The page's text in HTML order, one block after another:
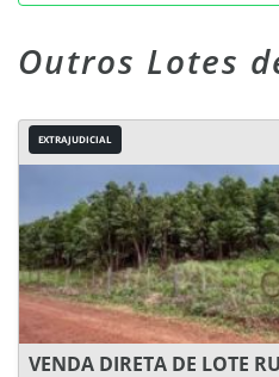
Outros Lotes
EXTRAJUDICIAL
VENDA DIRETA DE LOTE